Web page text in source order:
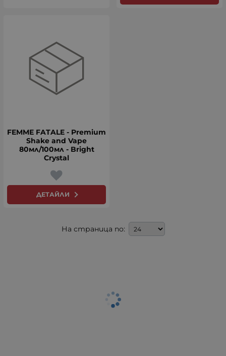
FEMME FATALE - Premium
Shake and Vape
80мл/100мл - Bright
Crystal
ДЕТАЙЛИ
На страница по: